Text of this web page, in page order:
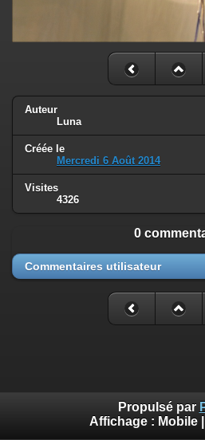
Auteur
Luna
Créée le
Mercredi 6 Août 2014
Visites
4326
0
Commentaires utilisateur
Propulsé par
Affichage : Mobile